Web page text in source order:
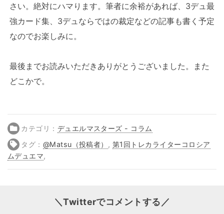
さい。絶対にハマります。筆者に余裕があれば、3デュ最
強カード集、3デュならではの裁定などの記事も書く予定
なのでお楽しみに。
最後までお読みいただきありがとうございました。また
どこかで。
カテゴリ： デュエルマスターズ - コラム
タグ： @Matsu（投稿者） , 第1回トレカライターコロシア
ムデュエマ,
＼Twitterでコメントする／